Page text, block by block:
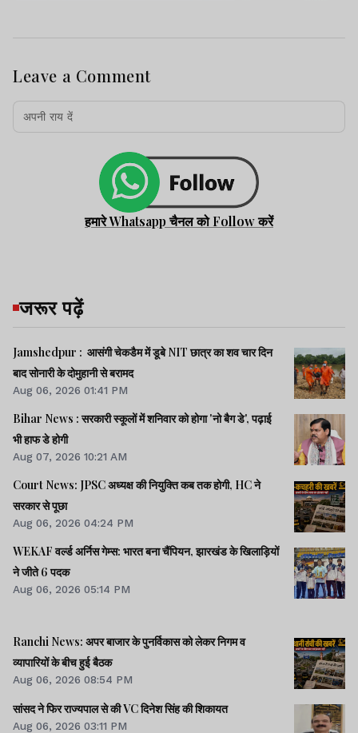
Leave a Comment
हमारे Whatsapp चैनल को Follow करें
जरूर पढ़ें
Jamshedpur : आसंगी चेकडैम में डूबे NIT छात्र का शव चार दिन
बाद सोनारी के दोमुहानी से बरामद
Aug 06, 2026 01:41 PM
Bihar News : सरकारी स्कूलों में शनिवार को होगा 'नो बैग डे', पढ़ाई
भी हाफ डे होगी
Aug 07, 2026 10:21 AM
Court News: JPSC अध्यक्ष की नियुक्ति कब तक होगी, HC ने
सरकार से पूछा
Aug 06, 2026 04:24 PM
WEKAF वर्ल्ड अर्निस गेम्स: भारत बना चैंपियन, झारखंड के खिलाड़ियों
ने जीते 6 पदक
Aug 06, 2026 05:14 PM
Ranchi News: अपर बाजार के पुनर्विकास को लेकर निगम व
व्यापारियों के बीच हुई बैठक
Aug 06, 2026 08:54 PM
सांसद ने फिर राज्यपाल से की VC दिनेश सिंह की शिकायत
Aug 06, 2026 03:11 PM